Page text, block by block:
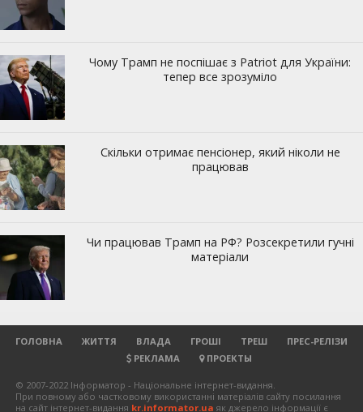
ГОЛОВНА ЖИТТЯ ВЛАДА ГРОШІ ТРЕШ
ПРЕС-РЕЛІЗИ
РЕКЛАМА
ПРОЕКТЫ
© 2007-2022 Інформатор - Національне інтернет-видання.
При повному або частковому використанні матеріалів сайту посилання
на сайт інтернет-видання kr.informator.ua як джерело інформації є